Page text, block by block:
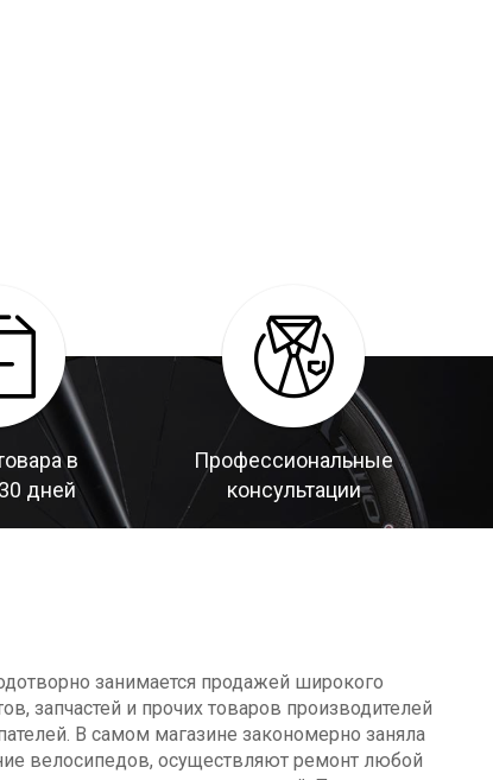
в
дней
Профессиональные
консультации
занимается продажей широкого
запчастей и прочих товаров производителей
В самом магазине закономерно заняла
велосипедов, осуществляют ремонт любой